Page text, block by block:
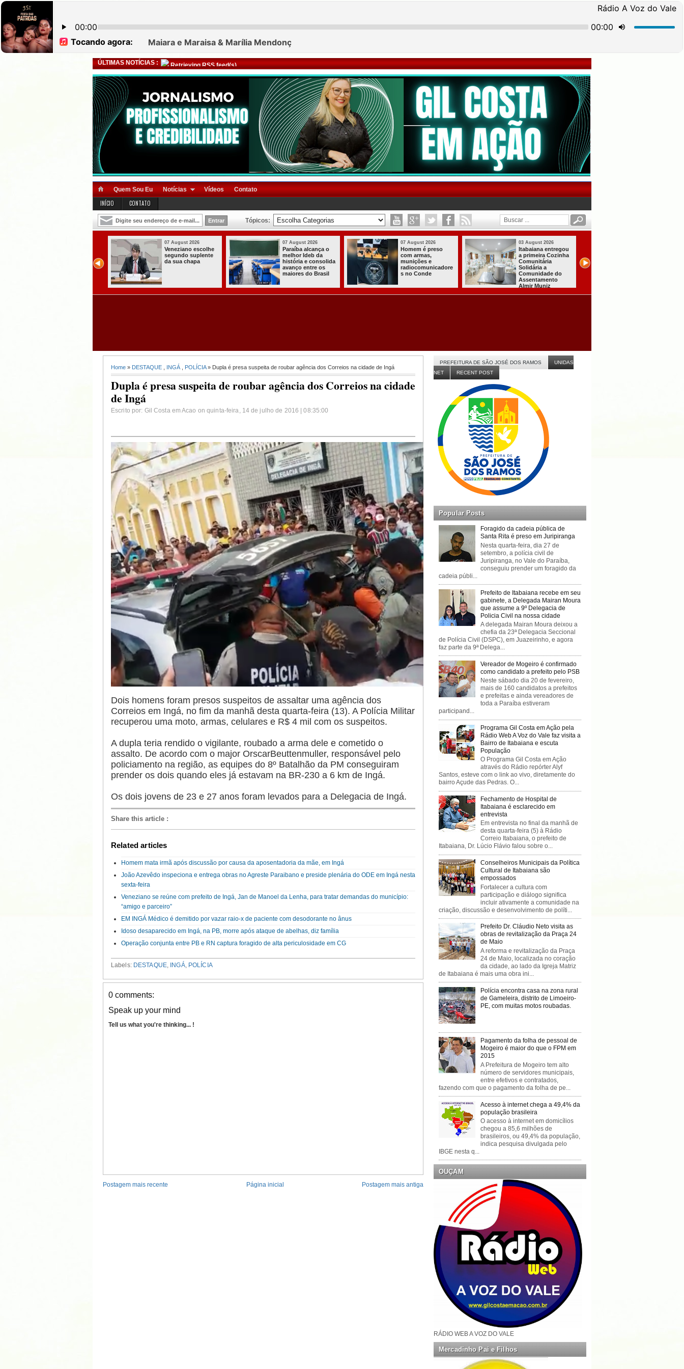
ÚLTIMAS NOTÍCIAS : Retrieving RSS feed(s)
Quem Sou Eu Notícias Vídeos Contato
INÍCIO CONTATO
Tópicos:
história e consolida
07 August 2026
Homem é preso
com armas,
munições e
03 August 2026
Itabaiana entregou
a primeira Cozinha
Comunitária
Solidária a
Comunidade do
03 August 2026
Secretaria de
Agricultura de
Itabaiana recebeu
da Sedap-PB cerca
de 30 mil alevinos
03 August 2026
Mulher em aparente
surto esfaqueia a
própria mãe em
João Pessoa
Home » DESTAQUE INGÁ POLÍCIA» Dupla é presa suspeita de roubar agência dos Correios na cidade de Ingá
Dupla é presa suspeita de roubar agência dos Correios na cidade
de Ingá
Escrito por: Gil Costa em Acao on quinta-feira, 14 de julho de 2016 | 08:35:00
Dois homens foram presos suspeitos de assaltar uma agência dos
Correios em Ingá, no fim da manhã desta quarta-feira (13). A Polícia Militar
recuperou uma moto, armas, celulares e R$ 4 mil com os suspeitos.
A dupla teria rendido o vigilante, roubado a arma dele e cometido o
assalto. De acordo com o major OrscarBeuttenmuller, responsável pelo
policiamento na região, as equipes do 8º Batalhão da PM conseguiram
prender os dois quando eles já estavam na BR-230 a 6 km de Ingá.
Os dois jovens de 23 e 27 anos foram levados para a Delegacia de Ingá.
Share this article :
Related articles
Homem mata irmã após discussão por causa da aposentadoria da mãe, em Ingá
João Azevêdo inspeciona e entrega obras no Agreste Paraibano e preside plenária do ODE em Ingá nesta
sexta-feira
Veneziano se reúne com prefeito de Ingá, Jan de Manoel da Lenha, para tratar demandas do município:
“amigo e parceiro”
EM INGÁ Médico é demitido por vazar raio-x de paciente com desodorante no ânus
Idoso desaparecido em Ingá, na PB, morre após ataque de abelhas, diz família
Operação conjunta entre PB e RN captura foragido de alta periculosidade em CG
Labels: DESTAQUE, INGÁ, POLÍCIA
0 comments:
Speak up your mind
Tell us what you're thinking... !
Postagem mais recente Postagem mais antiga
Página inicial
PREFEITURA DE SÃO JOSÉ DOS RAMOS
UNIDAS
NET
RECENT POST
Popular Posts
Foragido da cadeia pública de
Santa Rita é preso em Juripiranga
Nesta quarta-feira, dia 27 de
setembro, a polícia civil de
Juripiranga, no Vale do Paraíba,
conseguiu prender um foragido da
cadeia públi...
Prefeito de Itabaiana recebe em seu
gabinete, a Delegada Mairan Moura
que assume a 9º Delegacia de
Policia Civil na nossa cidade
A delegada Mairan Moura deixou a
chefia da 23ª Delegacia Seccional
de Polícia Civil (DSPC), em Juazeirinho, e agora
faz parte da 9ª Delega...
Vereador de Mogeiro é confirmado
como candidato a prefeito pelo PSB
Neste sábado dia 20 de fevereiro,
mais de 160 candidatos a prefeitos
e prefeitas e ainda vereadores de
toda a Paraíba estiveram
participand...
Programa Gil Costa em Ação pela
Rádio Web A Voz do Vale faz visita a
Bairro de Itabaiana e escuta
População
O Programa Gil Costa em Ação
através do Rádio repórter Alyf
Santos, esteve com o link ao vivo, diretamente do
bairro Açude das Pedras. O...
Fechamento de Hospital de
Itabaiana é esclarecido em
entrevista
Em entrevista no final da manhã de
desta quarta-feira (5) à Rádio
Correio Itabaiana, o prefeito de
Itabaiana, Dr. Lúcio Flávio falou sobre o...
Conselheiros Municipais da Política
Cultural de Itabaiana são
empossados
Fortalecer a cultura com
participação e diálogo significa
incluir ativamente a comunidade na
criação, discussão e desenvolvimento de políti...
Prefeito Dr. Cláudio Neto visita as
obras de revitalização da Praça 24
de Maio
A reforma e revitalização da Praça
24 de Maio, localizada no coração
da cidade, ao lado da Igreja Matriz
de Itabaiana é mais uma obra ini...
Polícia encontra casa na zona rural
de Gameleira, distrito de Limoeiro-
PE, com muitas motos roubadas.
Pagamento da folha de pessoal de
Mogeiro é maior do que o FPM em
2015
A Prefeitura de Mogeiro tem alto
número de servidores municipais,
entre efetivos e contratados,
fazendo com que o pagamento da folha de pe...
Acesso à internet chega a 49,4% da
população brasileira
O acesso à internet em domicílios
chegou a 85,6 milhões de
brasileiros, ou 49,4% da população,
indica pesquisa divulgada pelo
IBGE nesta q...
OUÇAM
RÁDIO WEB A VOZ DO VALE
Mercadinho Pai e Filhos